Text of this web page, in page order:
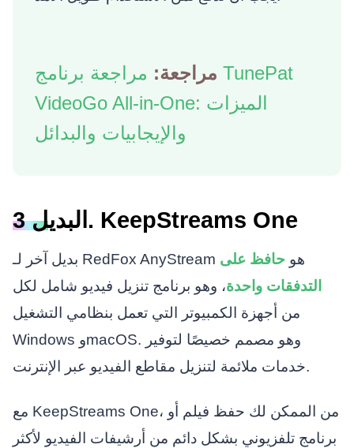
مراجعة: مراجعة برنامج TunePat
VideoGo All-in-One: الميزات
والإيجابيات والبدائل
البديل 3. KeepStreams One
بديل آخر لـ RedFox AnyStream هوحافظ على
التدفقات واحدة، وهو برنامج تنزيل فيديو شامل لكل
من أجهزة الكمبيوتر التي تعمل بنظامي التشغيل
Windows وmacOS. وهو مصمم خصيصًا لتوفير
خدمات ملائمة لتنزيل مقاطع الفيديو عبر الإنترنت.
مع KeepStreams One، من الممكن لك حفظ فيلم أو
برنامج تلفزيوني بشكل دائم من أرشيفات الفيديو لأكثر